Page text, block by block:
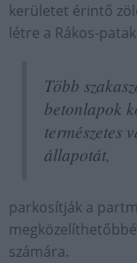
kerületet érintő
létre a Rákos-
Több
betonlapok
természetes
állapotát,
parkosítják a
számára.